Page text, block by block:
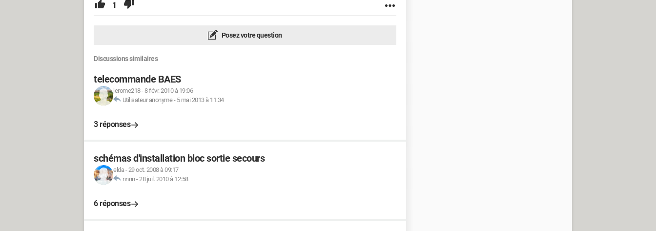
1
Posez votre question
Discussions similaires
telecommande BAES
jerome218-8 févr. 2010 à 19:06
Utilisateur anonyme- 5 mai 2013 à 11:34
3 réponses
schémas d'installation bloc sortie secours
elda-29 oct. 2008 à 09:17
nnnn-28 juil. 2010 à 12:58
6 réponses